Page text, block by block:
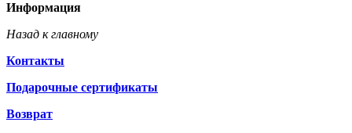
Информация
Назад к главному
Контакты
Подарочные сертификаты
Возврат